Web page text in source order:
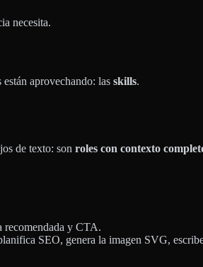
necesita.
aprovechando: las skills.
de texto: sonroles con contexto
recomendada y CTA.
SEO, genera la imagen SVG,